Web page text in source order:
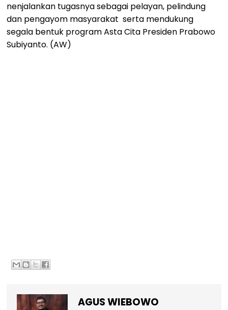
nenjalankan tugasnya sebagai pelayan, pelindung
dan pengayom masyarakat serta mendukung
segala bentuk program Asta Cita Presiden Prabowo
Subiyanto. (AW)
AGUS WIEBOWO